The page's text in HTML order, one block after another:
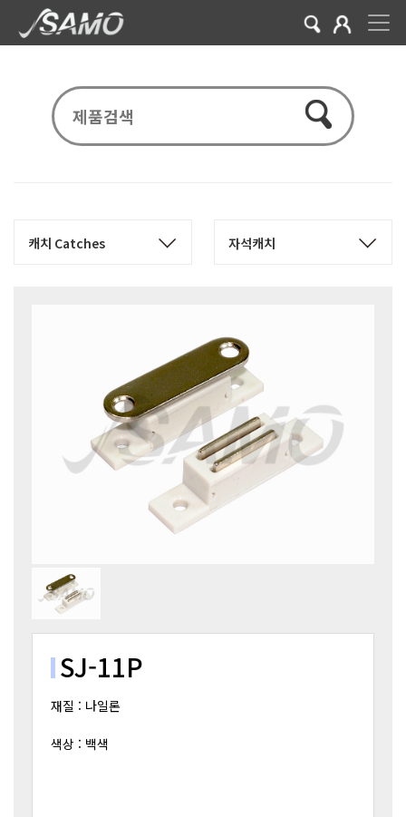
SJ-11P
재질 : 나일론
색상 : 백색